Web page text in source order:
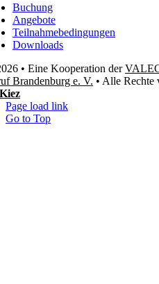
Buchung
Angebote
Teilnahmebedingungen
Downloads
• Eine Kooperation der
Brandenburg e. V. • Alle Rechte
Page load link
Go to Top